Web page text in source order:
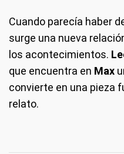
Cuando parecía haber
surge una nueva
los acontecimientos.
que encuentra en Max
convierte en una pieza
relato.